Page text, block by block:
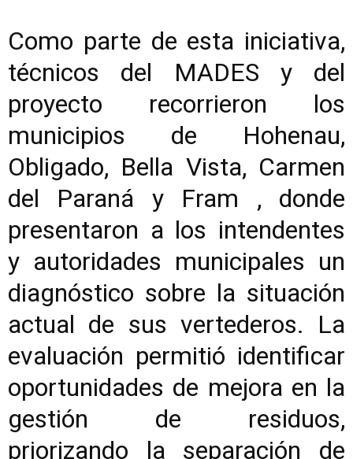
Como parte de esta iniciativa,
técnicos del MADES y del
proyecto recorrieron los
municipios de Hohenau,
Obligado, Bella Vista, Carmen
del Paraná y Fram , donde
presentaron a los intendentes
y autoridades municipales un
diagnóstico sobre la situación
actual de sus vertederos. La
evaluación permitió identificar
oportunidades de mejora en la
gestión de residuos,
priorizando la separación de